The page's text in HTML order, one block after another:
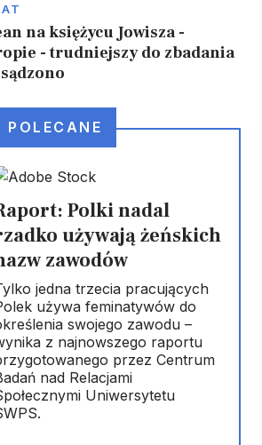
na księżycu Jowisza -
- trudniejszy do zbadania
POLECANE
Polki nadal
używają żeńskich
zawodów
jedna trzecia pracujących
używa feminatywów do
swojego zawodu –
z najnowszego raportu
przez Centrum
nad Relacjami
Uniwersytetu